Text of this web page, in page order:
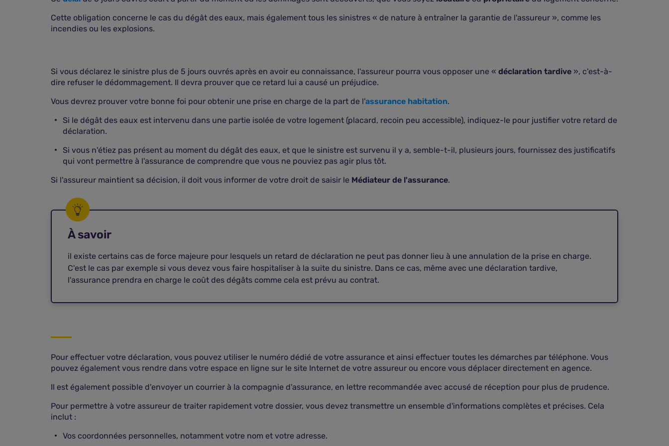
Cette obligation concerne le cas du dégât des eaux, mais également tous les sinistres « de nature à entraîner la garantie de l'assureur », comme les
incendies ou les explosions.
Si vous déclarez le sinistre plus de 5 jours ouvrés après en avoir eu connaissance, l'assureur pourra vous opposer une « déclaration tardive », c'est-à-
dire refuser le dédommagement. Il devra prouver que ce retard lui a causé un préjudice.
Vous devrez prouver votre bonne foi pour obtenir une prise en charge de la part de l'assurance habitation.
Si le dégât des eaux est intervenu dans une partie isolée de votre logement (placard, recoin peu accessible), indiquez-le pour justifier votre retard de
déclaration.
Si vous n'étiez pas présent au moment du dégât des eaux, et que le sinistre est survenu il y a, semble-t-il, plusieurs jours, fournissez des justificatifs
qui vont permettre à l'assurance de comprendre que vous ne pouviez pas agir plus tôt.
Si l'assureur maintient sa décision, il doit vous informer de votre droit de saisir le Médiateur de l'assurance.
À savoir
il existe certains cas de force majeure pour lesquels un retard de déclaration ne peut pas donner lieu à une annulation de la prise en charge.
C'est le cas par exemple si vous devez vous faire hospitaliser à la suite du sinistre. Dans ce cas, même avec une déclaration tardive,
l'assurance prendra en charge le coût des dégâts comme cela est prévu au contrat.
Pour effectuer votre déclaration, vous pouvez utiliser le numéro dédié de votre assurance et ainsi effectuer toutes les démarches par téléphone. Vous
pouvez également vous rendre dans votre espace en ligne sur le site Internet de votre assureur ou encore vous déplacer directement en agence.
Il est également possible d'envoyer un courrier à la compagnie d'assurance, en lettre recommandée avec accusé de réception pour plus de prudence.
Pour permettre à votre assureur de traiter rapidement votre dossier, vous devez transmettre un ensemble d'informations complètes et précises. Cela
inclut :
Vos coordonnées personnelles, notamment votre nom et votre adresse.